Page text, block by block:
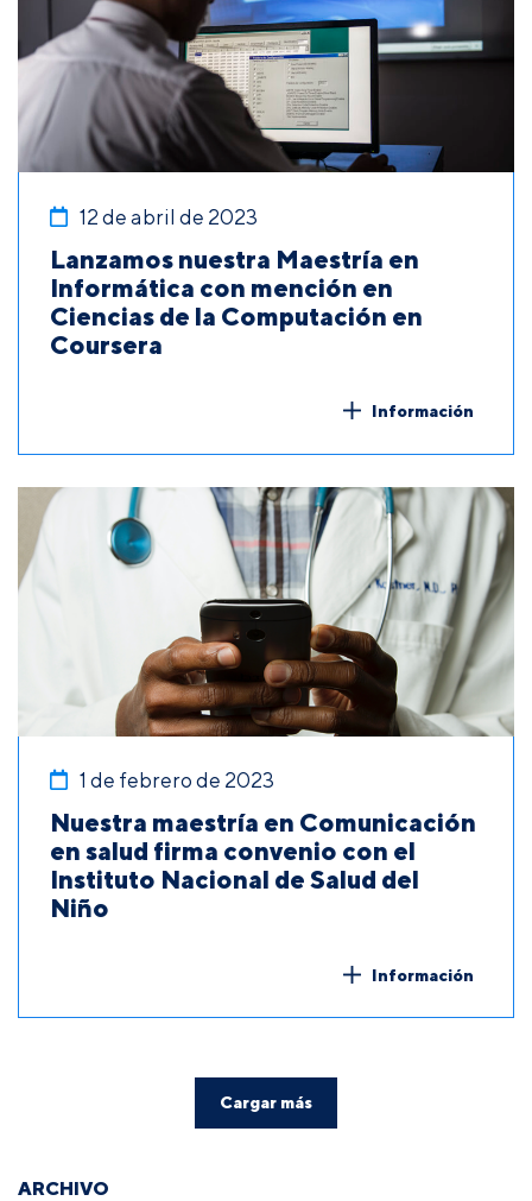
12 de abril de 2023
Lanzamos nuestra Maestría en
Informática con mención en
Ciencias de la Computación en
Coursera
Información
1 de febrero de 2023
Nuestra maestría en Comunicación
en salud firma convenio con el
Instituto Nacional de Salud del
Niño
Información
Cargar más
ARCHIVO